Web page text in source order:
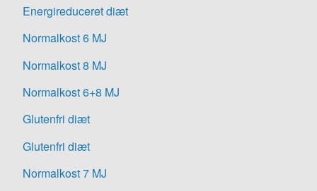
Energireduceret diæt
Normalkost 6 MJ
Normalkost 8 MJ
Normalkost 6+8 MJ
Glutenfri diæt
Glutenfri diæt
Normalkost 7 MJ